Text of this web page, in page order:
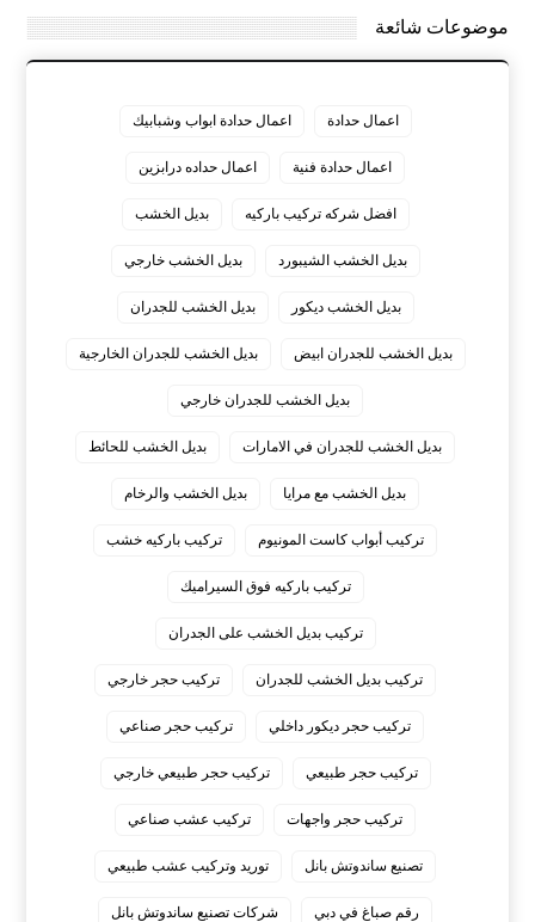
موضوعات شائعة
اعمال حدادة اعمال حدادة ابواب وشبابيك
اعمال حدادة فنية اعمال حداده درابزين
افضل شركه تركيب باركيه بديل الخشب
بديل الخشب الشيبورد بديل الخشب خارجي
بديل الخشب ديكور بديل الخشب للجدران
بديل الخشب للجدران ابيض بديل الخشب للجدران الخارجية
بديل الخشب للجدران خارجي
بديل الخشب للجدران في الامارات بديل الخشب للحائط
بديل الخشب مع مرايا بديل الخشب والرخام
تركيب أبواب كاست المونيوم تركيب باركيه خشب
تركيب باركيه فوق السيراميك
تركيب بديل الخشب على الجدران
تركيب بديل الخشب للجدران تركيب حجر خارجي
تركيب حجر ديكور داخلي تركيب حجر صناعي
تركيب حجر طبيعي تركيب حجر طبيعي خارجي
تركيب حجر واجهات تركيب عشب صناعي
تصنيع ساندوتش بانل توريد وتركيب عشب طبيعي
رقم صباغ في دبي شركات تصنيع ساندوتش بانل